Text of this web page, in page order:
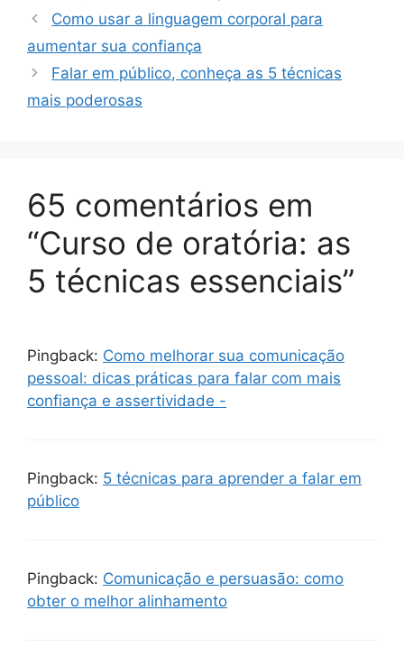
Como usar a linguagem corporal para
aumentar sua confiança
Falar em público, conheça as 5 técnicas
mais poderosas
65 comentários em
“Curso de oratória: as
5 técnicas essenciais”
Pingback: Como melhorar sua comunicação
pessoal: dicas práticas para falar com mais
confiança e assertividade -
Pingback: 5 técnicas para aprender a falar em
público
Pingback: Comunicação e persuasão: como
obter o melhor alinhamento